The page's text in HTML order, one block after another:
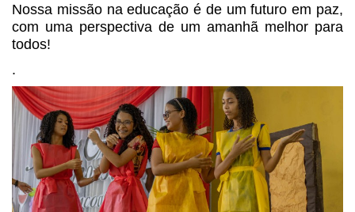
Nossa missão na educação é de um futuro em paz,
com uma perspectiva de um amanhã melhor para
todos!
.